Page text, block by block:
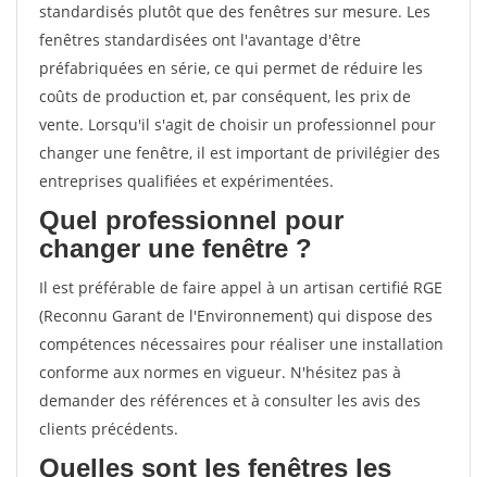
standardisés plutôt que des fenêtres sur mesure. Les
fenêtres standardisées ont l'avantage d'être
préfabriquées en série, ce qui permet de réduire les
coûts de production et, par conséquent, les prix de
vente. Lorsqu'il s'agit de choisir un professionnel pour
changer une fenêtre, il est important de privilégier des
entreprises qualifiées et expérimentées.
Quel professionnel pour
changer une fenêtre ?
Il est préférable de faire appel à un artisan certifié RGE
(Reconnu Garant de l'Environnement) qui dispose des
compétences nécessaires pour réaliser une installation
conforme aux normes en vigueur. N'hésitez pas à
demander des références et à consulter les avis des
clients précédents.
Quelles sont les fenêtres les